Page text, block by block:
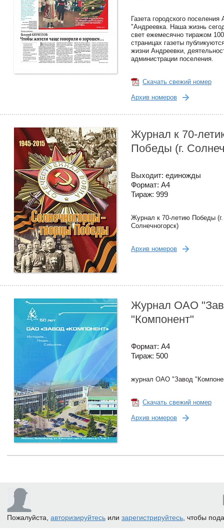
Газета городского поселения
"Андреевка. Наша жизнь
свет ежемесячно тиражом
страницах газеты
жизни Андреевки,
администрации поселения.
Скачать свежий номер
Архив номеров
Журнал к 70-
Победы (г.
Выходит: единожды
Формат: А4
Тираж: 999
Журнал к 70-летию Победы (г.
Солнечногорск)
Архив номеров
Журнал ОАО
"Компонент"
Формат: А4
Тираж: 500
журнал ОАО "Завод
Скачать свежий номер
Архив номеров
Пожалуйста, авторизируйтесь или зарегистрируйтесь , чтобы